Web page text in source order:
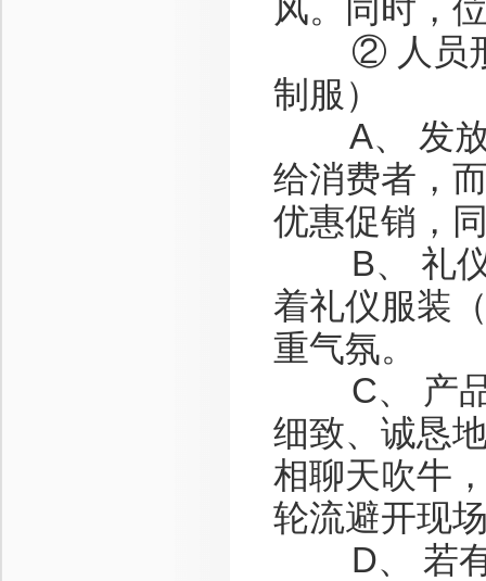
风。同时，
② 人员形
制服）
A、 发放
给消费者，
优惠促销，
B、 礼仪
着礼仪服装
重气氛。
C、 产品
细致、诚恳
相聊天吹牛
轮流避开现
D、 若有